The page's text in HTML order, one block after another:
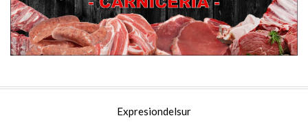
Expresiondelsur